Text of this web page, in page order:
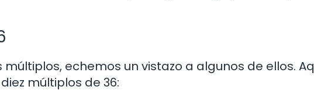
echemos un vistazo a algunos de ellos.
múltiplos de 36: